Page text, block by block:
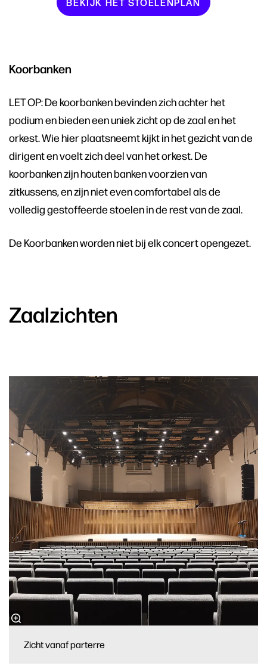
Koorbanken
LET OP: De koorbanken bevinden zich achter het
podium en bieden een uniek zicht op de zaal en het
orkest. Wie hier plaatsneemt kijkt in het gezicht van de
dirigent en voelt zich deel van het orkest. De
koorbanken zijn houten banken voorzien van
zitkussens, en zijn niet even comfortabel als de
volledig gestoffeerde stoelen in de rest van de zaal.
De Koorbanken worden niet bij elk concert opengezet.
Zaalzichten
Zicht vanaf parterre